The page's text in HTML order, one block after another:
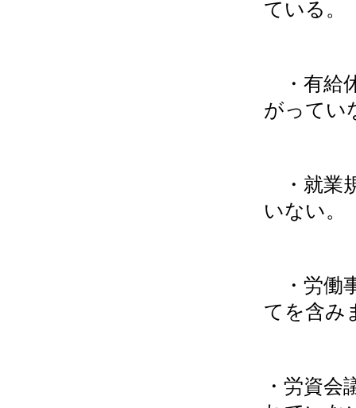
ている。
・有給
がってい
・就業
いない。
・労働
てを含み
・労資